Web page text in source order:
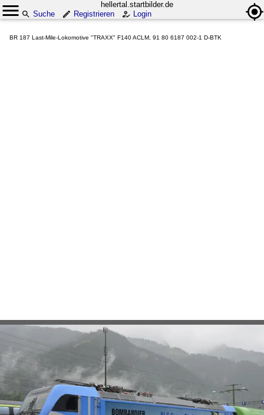
hellertal.startbilder.de
Suche
Registrieren Login
BR 187 Last-Mile-Lokomotive "TRAXX" F140 ACLM, 91 80 6187 002-1 D-BTK